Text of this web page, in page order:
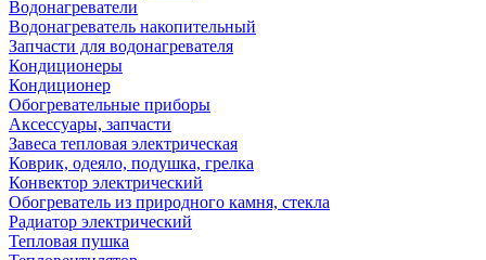
Водонагреватели
Водонагреватель накопительный
Запчасти для водонагревателя
Кондиционеры
Кондиционер
Обогревательные приборы
Аксессуары, запчасти
Завеса тепловая электрическая
Коврик, одеяло, подушка, грелка
Конвектор электрический
Обогреватель из природного камня, стекла
Радиатор электрический
Тепловая пушка